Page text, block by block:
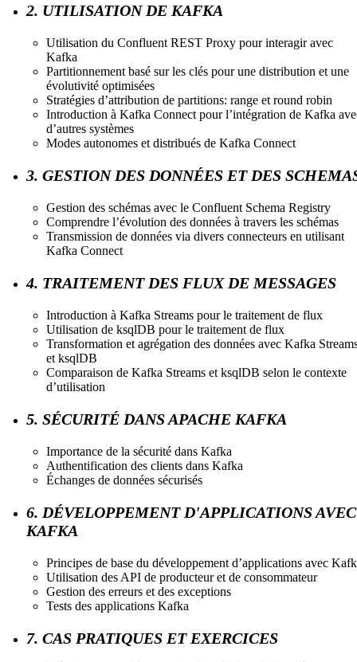
2. UTILISATION DE KAFKA
Utilisation du Confluent REST Proxy pour interagir avec
Kafka
Partitionnement basé sur les clés pour une distribution et une
évolutivité optimisées
Stratégies d’attribution de partitions: range et round robin
Introduction à Kafka Connect pour l’intégration de Kafka
d’autres systèmes
Modes autonomes et distribués de Kafka Connect
3. GESTION DES DONNÉES ET DES
Gestion des schémas avec le Confluent Schema Registry
Comprendre l’évolution des données à travers les schémas
Transmission de données via divers connecteurs en utilisant
Kafka Connect
4. TRAITEMENT DES FLUX DE MESSAGES
Introduction à Kafka Streams pour le traitement de flux
Utilisation de ksqlDB pour le traitement de flux
Transformation et agrégation des données avec Kafka
et ksqlDB
Comparaison de Kafka Streams et ksqlDB selon le contexte
d’utilisation
5. SÉCURITÉ DANS APACHE KAFKA
Importance de la sécurité dans Kafka
Authentification des clients dans Kafka
Échanges de données sécurisés
6. DÉVELOPPEMENT D'APPLICATIONS AVEC
KAFKA
Principes de base du développement d’applications avec
Utilisation des API de producteur et de consommateur
Gestion des erreurs et des exceptions
Tests des applications Kafka
7. CAS PRATIQUES ET EXERCICES